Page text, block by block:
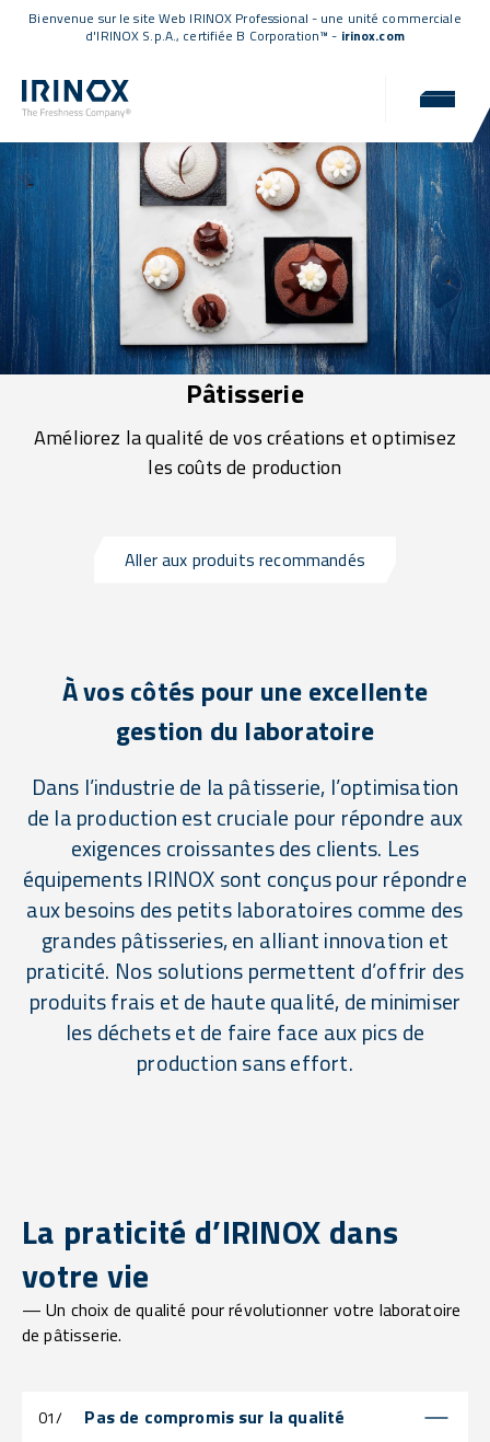
Bienvenue sur le site Web IRINOX Professional - une unité commerciale
d'IRINOX S.p.A., certifiée B Corporation™ - irinox.com
Pâtisserie
Améliorez la qualité de vos créations et optimisez
les coûts de production
Aller aux produits recommandés
À vos côtés pour une excellente
gestion du laboratoire
Dans l’industrie de la pâtisserie, l’optimisation
de la production est cruciale pour répondre aux
exigences croissantes des clients. Les
équipements IRINOX sont conçus pour répondre
aux besoins des petits laboratoires comme des
grandes pâtisseries, en alliant innovation et
praticité. Nos solutions permettent d’offrir des
produits frais et de haute qualité, de minimiser
les déchets et de faire face aux pics de
production sans effort.
La praticité d’IRINOX dans
votre vie
— Un choix de qualité pour révolutionner votre laboratoire
de pâtisserie.
01/ Pas de compromis sur la qualité